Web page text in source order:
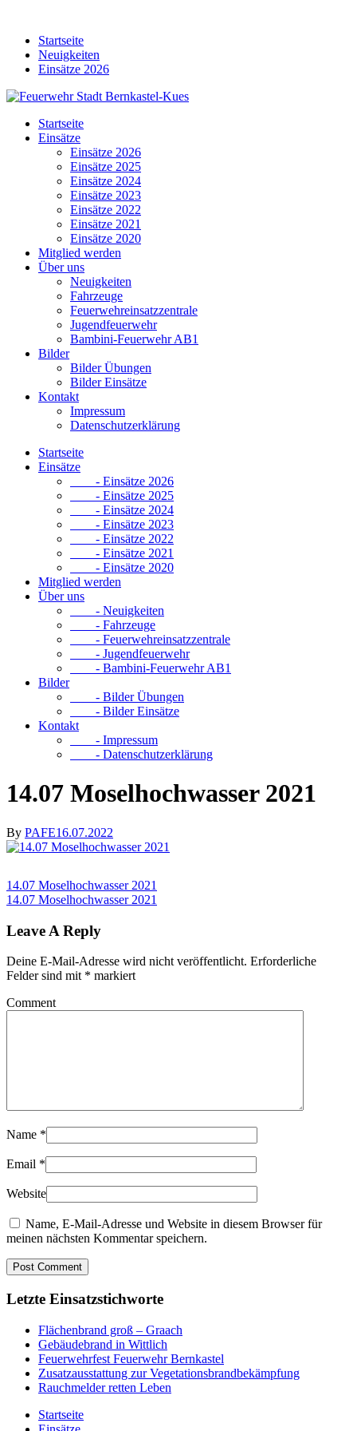
contentStartseite
Neuigkeiten
Einsätze 2026
Startseite
Einsätze
Einsätze 2026
Einsätze 2025
Einsätze 2024
Einsätze 2023
Einsätze 2022
Einsätze 2021
Einsätze 2020
Mitglied werden
Über uns
Neuigkeiten
Fahrzeuge
Feuerwehreinsatzzentrale
Jugendfeuerwehr
Bambini-Feuerwehr AB1
Bilder
Bilder Übungen
Bilder Einsätze
Kontakt
Impressum
Datenschutzerklärung
Startseite
Einsätze
- Einsätze 2026
- Einsätze 2025
- Einsätze 2024
- Einsätze 2023
- Einsätze 2022
- Einsätze 2021
- Einsätze 2020
Mitglied werden
Über uns
- Neuigkeiten
- Fahrzeuge
- Feuerwehreinsatzzentrale
- Jugendfeuerwehr
- Bambini-Feuerwehr AB1
Bilder
- Bilder Übungen
- Bilder Einsätze
Kontakt
- Impressum
- Datenschutzerklärung
14.07 Moselhochwasser 2021
By PAFE16.07.2022
14.07 Moselhochwasser 2021
14.07 Moselhochwasser 2021
Leave A Reply
Deine E-Mail-Adresse wird nicht veröffentlicht. Erforderliche
Felder sind mit * markiert
Comment
Name *
Email *
Website
Name, E-Mail-Adresse und Website in diesem Browser für
meinen nächsten Kommentar speichern.
Letzte Einsatzstichworte
Flächenbrand groß – Graach
Gebäudebrand in Wittlich
Feuerwehrfest Feuerwehr Bernkastel
Zusatzausstattung zur Vegetationsbrandbekämpfung
Rauchmelder retten Leben
Startseite